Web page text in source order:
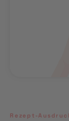
Rezept-